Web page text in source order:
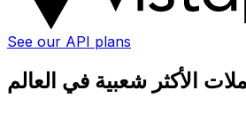
See our API plans
الأكثر شعبية في العالم